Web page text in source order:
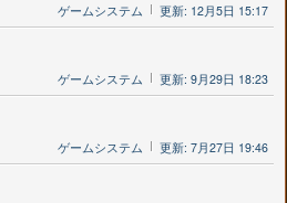
ゲームシステム 更新: 12月5日 15:17
ゲームシステム 更新: 9月29日 18:23
ゲームシステム 更新: 7月27日 19:46